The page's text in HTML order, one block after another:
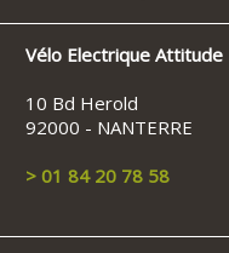
Vélo Electrique Attitude
10 Bd Herold
92000 - NANTERRE
> 01 84 20 78 58